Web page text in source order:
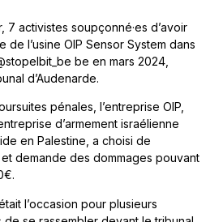
7 activistes soupçonné·es d’avoir
l’usine OIP Sensor System dans
be en mars 2024,
d’Audenarde.
pénales, l’entreprise OIP,
d’armement israélienne
en Palestine, a choisi de
demande des dommages pouvant
l’occasion pour plusieurs